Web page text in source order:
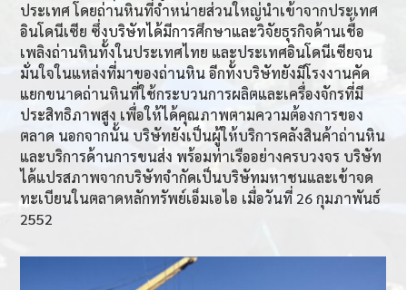
ประเทศ โดยถ่านหินที่จำหน่ายส่วนใหญ่นำเข้าจากประเทศ
อินโดนีเซีย ซึ่งบริษัทได้มีการศึกษาและวิจัยธุรกิจด้านเชื้อ
เพลิงถ่านหินทั้งในประเทศไทย และประเทศอินโดนีเซียจน
มั่นใจในแหล่งที่มาของถ่านหิน อีกทั้งบริษัทยังมีโรงงานคัด
แยกขนาดถ่านหินที่ใช้กระบวนการผลิตและเครื่องจักรที่มี
ประสิทธิภาพสูง เพื่อให้ได้คุณภาพตามความต้องการของ
ตลาด นอกจากนั้น บริษัทยังเป็นผู้ให้บริการคลังสินค้าถ่านหิน
และบริการด้านการขนส่ง พร้อมท่าเรืออย่างครบวงจร บริษัท
ได้แปรสภาพจากบริษัทจำกัดเป็นบริษัทมหาชนและเข้าจด
ทะเบียนในตลาดหลักทรัพย์เอ็มเอไอ เมื่อวันที่ 26 กุมภาพันธ์
2552